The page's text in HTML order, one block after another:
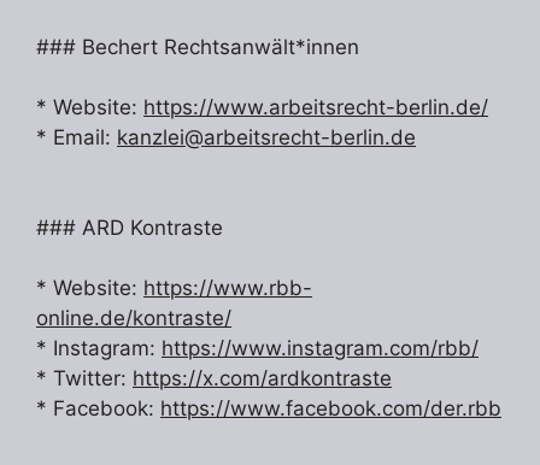
### Bechert Rechtsanwält*innen
* Website: https://www.arbeitsrecht-berlin.de/
* Email: kanzlei@arbeitsrecht-berlin.de
### ARD Kontraste
* Website: https://www.rbb-
online.de/kontraste/
* Instagram: https://www.instagram.com/rbb/
* Twitter: https://x.com/ardkontraste
* Facebook: https://www.facebook.com/der.rbb